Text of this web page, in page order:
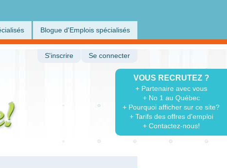
Blogue d'Emplois spécialisés
VOUS RECRUTEZ ?
+ Partenaire avec vous
+ No 1 au Québec
+ Pourquoi afficher sur ce site?
+ Tarifs des offres d'emploi
+ Contactez-nous!
S'inscrire Se connecter